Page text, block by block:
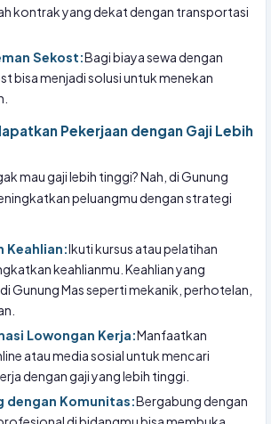
kontrak yang dekat dengan transportasi
Sekost:Bagi biaya sewa dengan
bisa menjadi solusi untuk menekan
Pekerjaan dengan Gaji Lebih
mau gaji lebih tinggi? Nah, di Gunung
peluangmu dengan strategi
Keahlian:Ikuti kursus atau pelatihan
keahlianmu. Keahlian yang
Gunung Mas seperti mekanik, perhotelan,
Lowongan Kerja:Manfaatkan
atau media sosial untuk mencari
dengan gaji yang lebih tinggi.
dengan Komunitas:Bergabung dengan